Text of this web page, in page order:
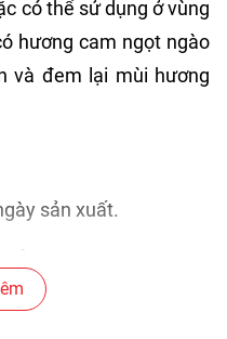
có thể sử dụng ở vùng
hương cam ngọt ngào
và đem lại mùi hương
sản xuất.
vỏ chai.